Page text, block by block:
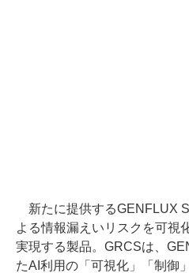
新たに提供するGENFLUX
よる情報漏えいリスクを可視
実現する製品。GRCSは、
たAI利用の「可視化」「制御